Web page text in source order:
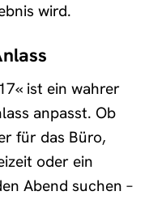
wird.
ist ein wahrer
anpasst. Ob
für das Büro,
oder ein
Abend suchen –